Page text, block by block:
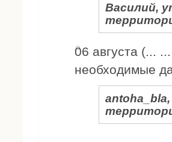
Василий,
06 августа (...
необходимые